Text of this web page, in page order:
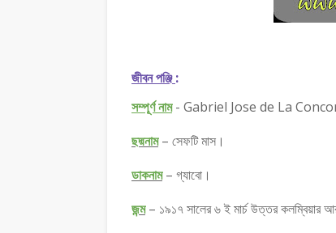
জীবন পঞ্জি:
সম্পূর্ণ নাম- Gabriel Jose de La
ছদ্মনাম– সেফটি মাস।
ডাকনাম– গ্যাবো।
জন্ম– ১৯১৭ সালের ৬ ই মার্চ উত্তর কলম্বিয়ার